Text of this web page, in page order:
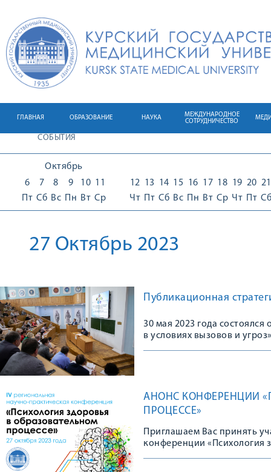
ГЛАВНАЯ ОБРАЗОВАНИЕ НАУКА
МЕЖДУНАРОДНОЕ
СОТРУДНИЧЕСТВО
СОБЫТИЯ
Октябрь
6
Пт
7
Сб
8
Вс
9
Пн
10
Вт
11
Ср
12
Чт
13
Пт
14
Сб
15
Вс
16
Пн
17
Вт
18
Ср
19
Чт
20
Пт
21
Сб
27 Октябрь 2023
Публикационная
30 мая 2023 года
в условиях вызовов и
АНОНС КОНФЕРЕНЦИИ
ПРОЦЕССЕ»
Приглашаем Вас принять
конференции «Психология